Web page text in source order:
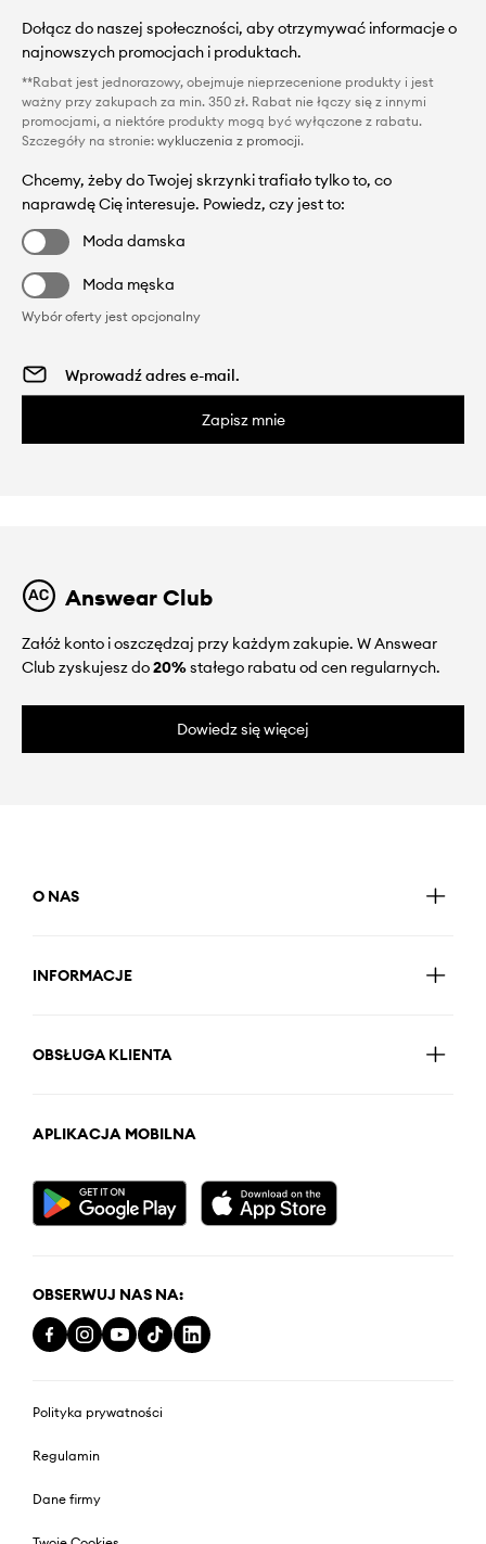
Dołącz do naszej społeczności, aby otrzymywać informacje o
najnowszych promocjach i produktach.
**Rabat jest jednorazowy, obejmuje nieprzecenione produkty i jest
ważny przy zakupach za min. 350 zł. Rabat nie łączy się z innymi
promocjami, a niektóre produkty mogą być wyłączone z rabatu.
Szczegóły na stronie: wykluczenia z promocji.
Chcemy, żeby do Twojej skrzynki trafiało tylko to, co
naprawdę Cię interesuje. Powiedz, czy jest to:
Moda damska
Moda męska
Wybór oferty jest opcjonalny
Zapisz mnie
Answear Club
Załóż konto i oszczędzaj przy każdym zakupie. W Answear
Club zyskujesz do20%stałego rabatu od cen regularnych.
Dowiedz się więcej
O NAS
INFORMACJE
OBSŁUGA KLIENTA
APLIKACJA MOBILNA
OBSERWUJ NAS NA:
Polityka prywatności
Regulamin
Dane firmy